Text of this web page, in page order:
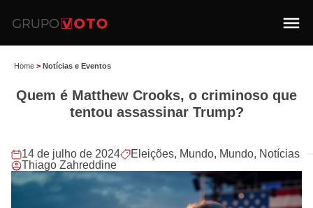
Home > Notícias e Eventos
Quem é Matthew Crooks, o criminoso que
tentou assassinar Trump?
14 de julho de 2024 Eleições, Mundo, Mundo, Notícias
Thiago Zahreddine